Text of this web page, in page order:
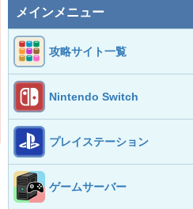
メインメニュー
攻略サイト一覧
Nintendo Switch
プレイステーション
ゲームサーバー